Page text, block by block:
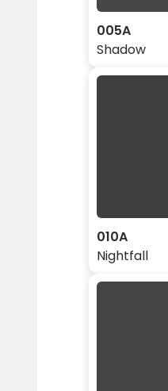
005A
Shadow
010A
Nightfall